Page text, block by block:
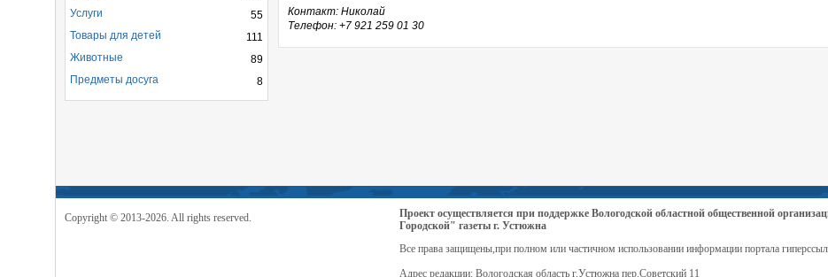
Контакт: Николай
Телефон: +7 921 259 01 30
55
Услуги
111
Товары для детей
89
Животные
8
Предметы досуга
Copyright © 2013-2026. All rights reserved.
Проект осуществляется при поддержке Вологодской областной общественной
Городской" газеты г. Устюжна
Все права защищены,при полном или частичном использовании информации портала
Адрес редакции: Вологодская область г.Устюжна пер.Советский 11